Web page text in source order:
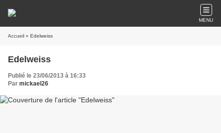
MENU
Accueil » Edelweiss
Edelweiss
Publié le 23/06/2013 à 16:33
Par mickael26